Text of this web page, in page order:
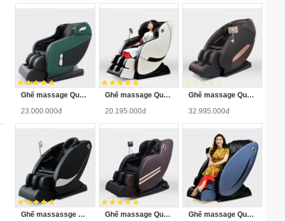
Ghế massage Queen Crown QC CX8
23.000.000đ
Ghế massage Queen Crown QC T19
20.195.000đ
Ghế massage Queen Crown QC SL666
32.995.000đ
Ghế massassge Queen Crown QC V5
Ghế massage Queen Crown QC V9 Plus
Ghế massage Queen Crown QC7 Plus